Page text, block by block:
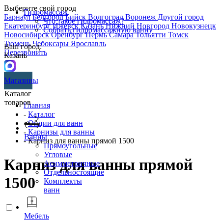
Выберите свой город
БарнаулБелгородБийск ВолгоградВоронеж Другой город
ЕкатеринбургИжевскКазаньНижний Новгород Новокузнецк
НовосибирскОренбургПермьСамараТольятти Томск
ТюменьЧебоксары Ярославль
Перезвонить
Гидромассаж
Что такое гидромассаж?
Собрать гидромассажную ванну
Ваш город:
Казань
Магазины
Каталог
товаров
Ванны
Прямоугольные
Угловые
Асимметричные
Отдельностоящие
Комплекты
ванн
Мебель
Главная
- Каталог
-Опции для ванн
- Карнизы для ванны
- Карниз для ванны прямой 1500
Карниз для ванны прямой
1500